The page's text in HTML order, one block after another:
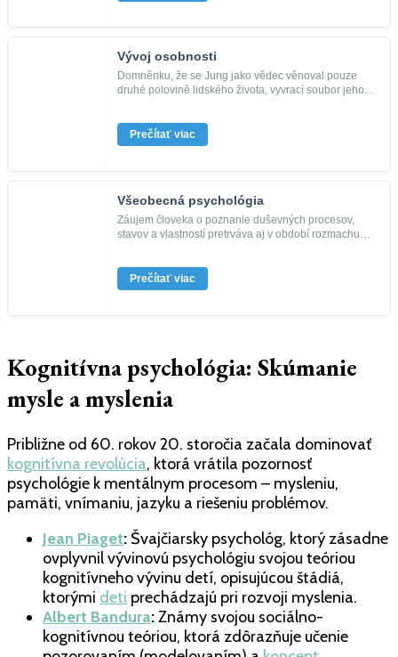
Vývoj osobnosti
Domněnku, že se Jung jako vědec věnoval pouze
druhé polovině lidského života, vyvrací soubor jeho
Prečítať viac
Všeobecná psychológia
Záujem človeka o poznanie duševných procesov,
stavov a vlastností pretrváva aj v období rozmachu
Prečítať viac
Kognitívna psychológia: Skúmanie
mysle a myslenia
Približne od 60. rokov 20. storočia začala dominovať
kognitívna revolúcia, ktorá vrátila pozornosť
psychológie k mentálnym procesom – mysleniu,
pamäti, vnímaniu, jazyku a riešeniu problémov.
Jean Piaget: Švajčiarsky psychológ, ktorý zásadne
ovplyvnil vývinovú psychológiu svojou teóriou
kognitívneho vývinu detí, opisujúcou štádiá,
ktorými deti prechádzajú pri rozvoji myslenia.
Albert Bandura:Známy svojou sociálno-
kognitívnou teóriou, ktorá zdôrazňuje učenie